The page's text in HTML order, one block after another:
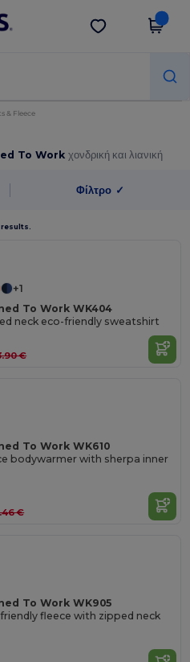
Λήψη app
& Fleece
To Workχονδρική και λιανική
Φίλτρο ✓
results.
+1
To Work WK404
neck eco-friendly sweatshirt
€
To Work WK610
bodywarmer with sherpa inner
€
To Work WK905
fleece with zipped neck